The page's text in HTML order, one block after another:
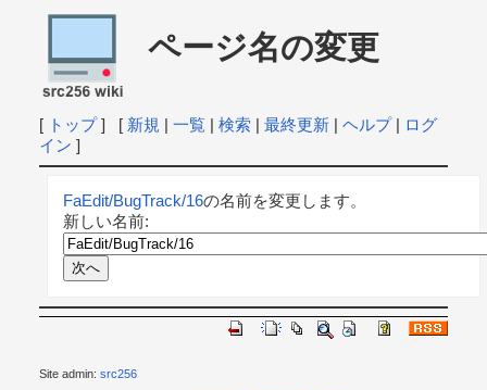
ページ名の変更
[ トップ] [ 新規 | 一覧| 検索| 最終更新| ヘルプ| ログ
イン ]
FaEdit/BugTrack/16の名前を変更します。
新しい名前:
Site admin: src256